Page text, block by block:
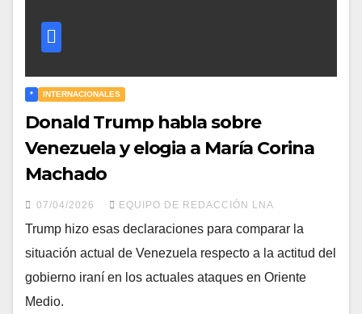
* INTERNACIONALES
Donald Trump habla sobre
Venezuela y elogia a María Corina
Machado
07/04/2026 EQUIPO DE REDACCIÓN LNA
Trump hizo esas declaraciones para comparar la
situación actual de Venezuela respecto a la actitud del
gobierno iraní en los actuales ataques en Oriente
Medio.